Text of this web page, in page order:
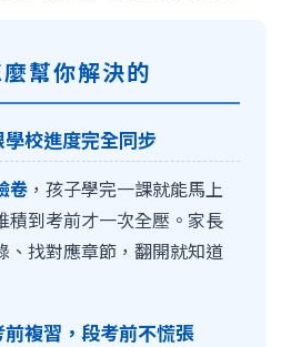
幫你解決的
校進度完全同步
卷 ，孩子學完一課就能馬上
積到考前才一次全壓。家長
、找對應章節，翻開就知道
複習，段考前不慌張